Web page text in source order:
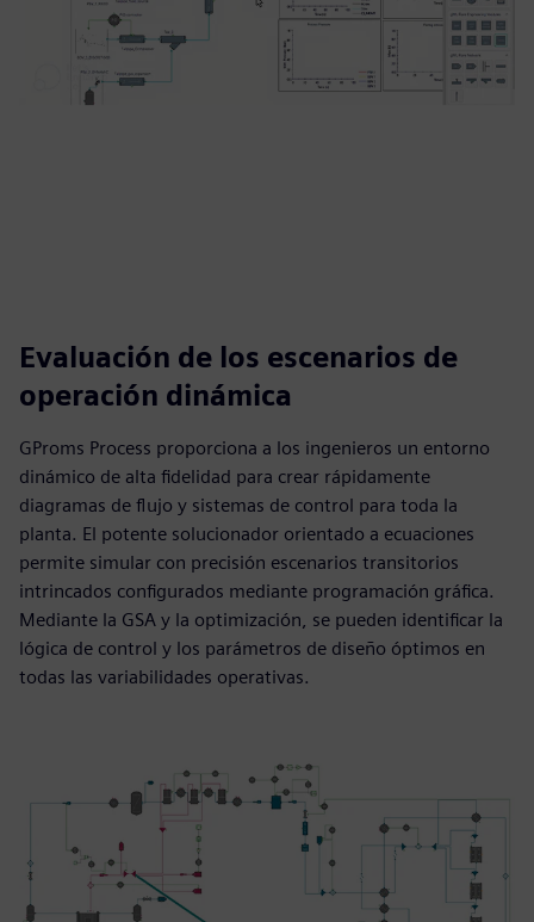
Evaluación de los escenarios de
operación dinámica
GProms Process proporciona a los ingenieros un entorno
dinámico de alta fidelidad para crear rápidamente
diagramas de flujo y sistemas de control para toda la
planta. El potente solucionador orientado a ecuaciones
permite simular con precisión escenarios transitorios
intrincados configurados mediante programación gráfica.
Mediante la GSA y la optimización, se pueden identificar la
lógica de control y los parámetros de diseño óptimos en
todas las variabilidades operativas.